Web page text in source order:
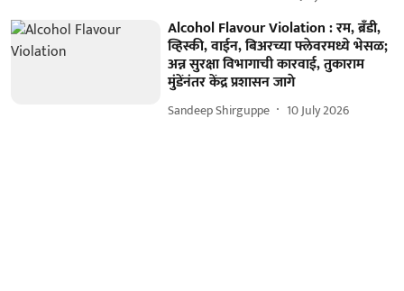
Alcohol Flavour Violation : रम, ब्रँडी,
व्हिस्की, वाईन, बिअरच्या फ्लेवरमध्ये भेसळ;
अन्न सुरक्षा विभागाची कारवाई, तुकाराम
मुंडेंनंतर केंद्र प्रशासन जागे
Sandeep Shirguppe 10 July 2026